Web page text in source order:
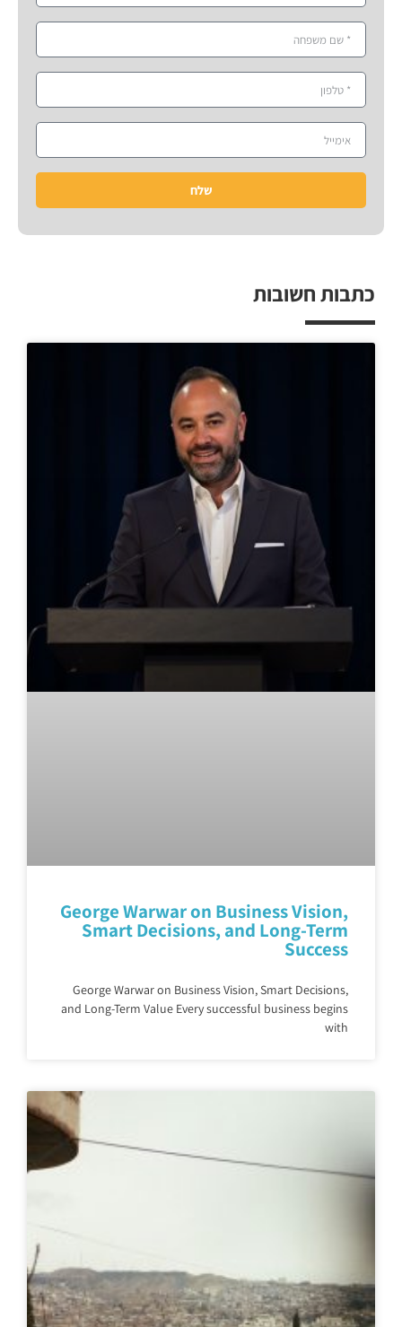
שלח
כתבות חשובות
George Warwar on Business Vision,
Smart Decisions, and Long-Term
Success
George Warwar on Business Vision, Smart Decisions,
and Long-Term Value Every successful business begins
with